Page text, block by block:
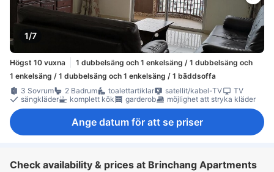
1/7
Högst 10 vuxna
1 dubbelsäng och 1 enkelsäng / 1 dubbelsäng och
1 enkelsäng / 1 dubbelsäng och 1 enkelsäng / 1 bäddsoffa
3 Sovrum
2 Badrum toalettartiklar satellit/kabel-TV
TV
sängkläder
komplett kök garderob möjlighet att stryka kläder
Ange datum för att se priser
Check availability & prices at Brinchang Apartments